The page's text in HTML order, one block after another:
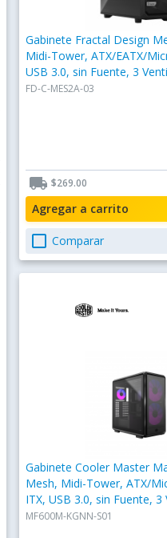
Gabinete Fractal Design
Midi-Tower, ATX/EATX/
USB 3.0, sin Fuente, 3
Instalados, Negro
FD-C-MES2A-03
local_shipping $269.00
Agregar a carrito
check_box_outline_blank Comparar
Gabinete Cooler Master
Mesh, Midi-Tower, ATX/
ITX, USB 3.0, sin Fuente, 3
Instalados, Negro
MF600M-KGNN-S01